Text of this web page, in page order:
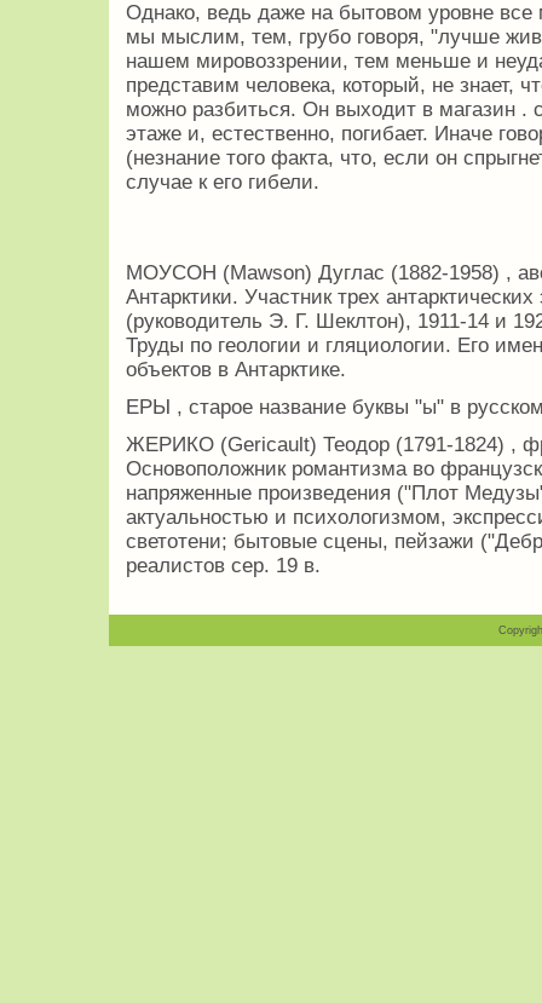
Однако, ведь даже на бытовом уровне
мы мыслим, тем, грубо говоря, "лучше
нашем мировоззрении, тем меньше и
представим человека, который, не знает,
можно разбиться. Он выходит в магазин .
этаже и, естественно, погибает. Иначе
(незнание того факта, что, если он
случае к его гибели.
МОУСОН (Mawson) Дуглас (1882-1958) ,
Антарктики. Участник трех
(руководитель Э. Г. Шеклтон), 1911-14 и
Труды по геологии и гляциологии. Его
объектов в Антарктике.
ЕРЫ , старое название буквы "ы" в
ЖЕРИКО (Gericault) Теодор (1791-1824) ,
Основоположник романтизма во
напряженные произведения ("Плот
актуальностью и психологизмом,
светотени; бытовые сцены, пейзажи
реалистов сер. 19 в.